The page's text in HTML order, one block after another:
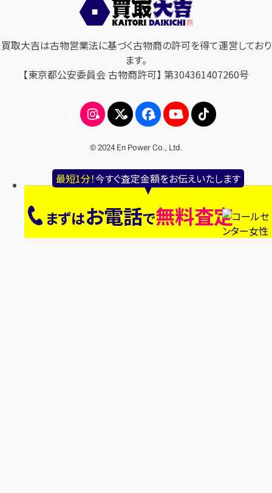
最短1分！今すぐ査定金額をお伝えいたします
まずはお電話で無料査定
買取大吉は古物営業法に基づく古物商の許可を得て運営しており
ます。
【東京都公安委員会 古物商許可】 第304361407260号
© 2024 En Power Co., Ltd.